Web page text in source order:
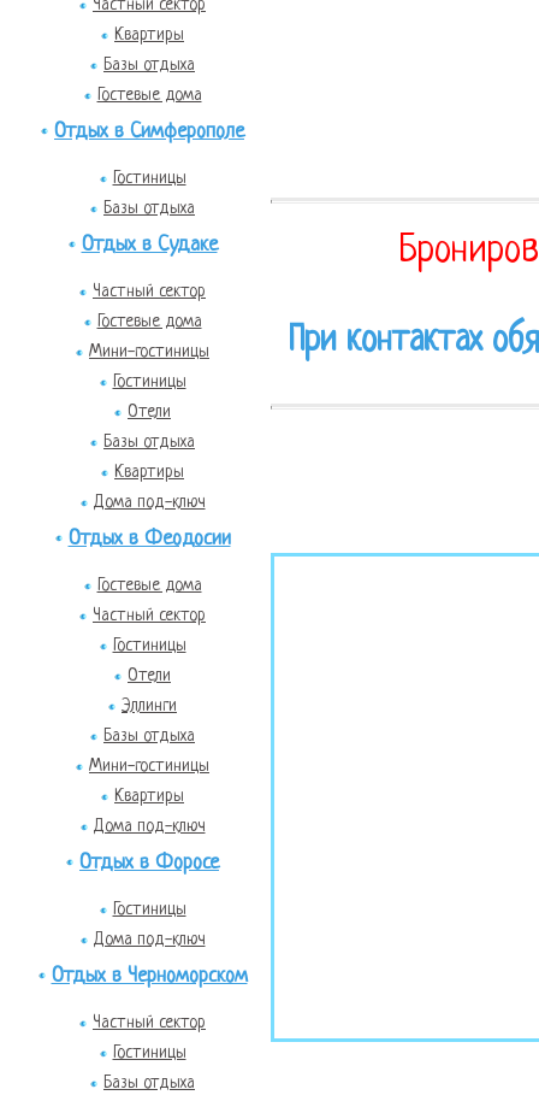
Частный сектор
Квартиры
Базы отдыха
Гостевые дома
Отдых в Симферополе
Гостиницы
Базы отдыха
Отдых в Судаке
Частный сектор
Гостевые дома
Мини-гостиницы
Гостиницы
Отели
Базы отдыха
Квартиры
Дома под-ключ
Отдых в Феодосии
Гостевые дома
Частный сектор
Гостиницы
Отели
Эллинги
Базы отдыха
Мини-гостиницы
Квартиры
Дома под-ключ
Отдых в Форосе
Гостиницы
Дома под-ключ
Отдых в Черноморском
Частный сектор
Гостиницы
Базы отдыха
При контактах